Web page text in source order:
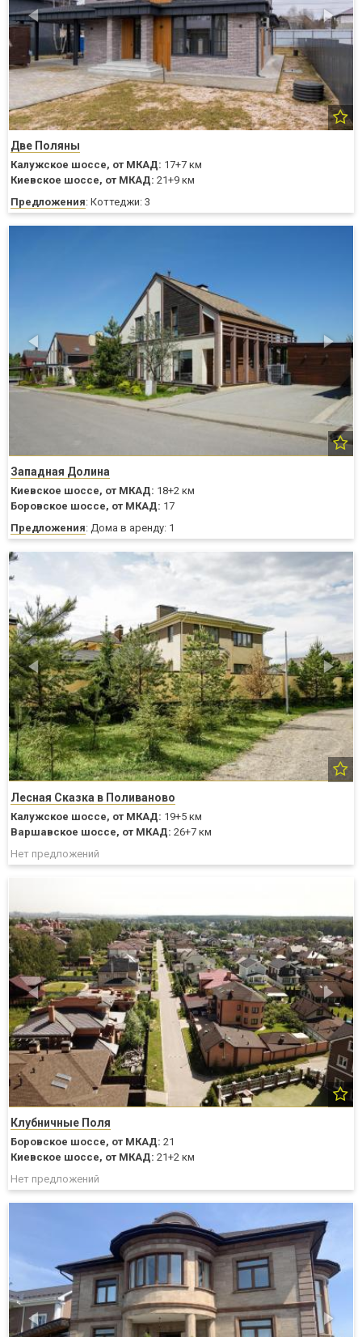
Две Поляны
Калужское шоссе, от МКАД: 17+7 км
Киевское шоссе, от МКАД: 21+9 км
Предложения: Коттеджи: 3
Западная Долина
Киевское шоссе, от МКАД: 18+2 км
Боровское шоссе, от МКАД: 17
Предложения: Дома в аренду: 1
Лесная Сказка в Поливаново
Калужское шоссе, от МКАД: 19+5 км
Варшавское шоссе, от МКАД: 26+7 км
Нет предложений
Клубничные Поля
Боровское шоссе, от МКАД: 21
Киевское шоссе, от МКАД: 21+2 км
Нет предложений